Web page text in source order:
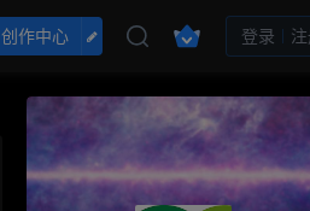
创作中心 登录